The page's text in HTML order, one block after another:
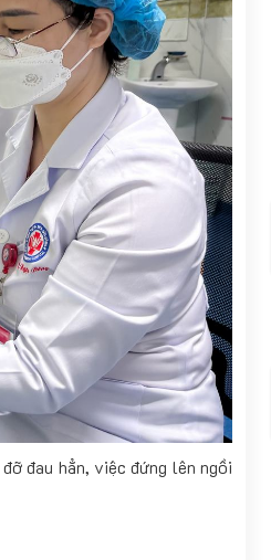
đau hẳn, việc đứng lên ngồi